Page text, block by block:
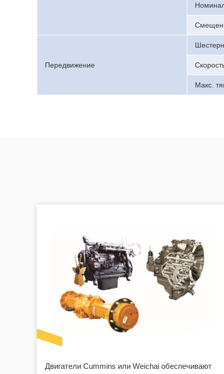
Передвижение
Макс.
Двигатели Cummins или Weichai обеспечивают